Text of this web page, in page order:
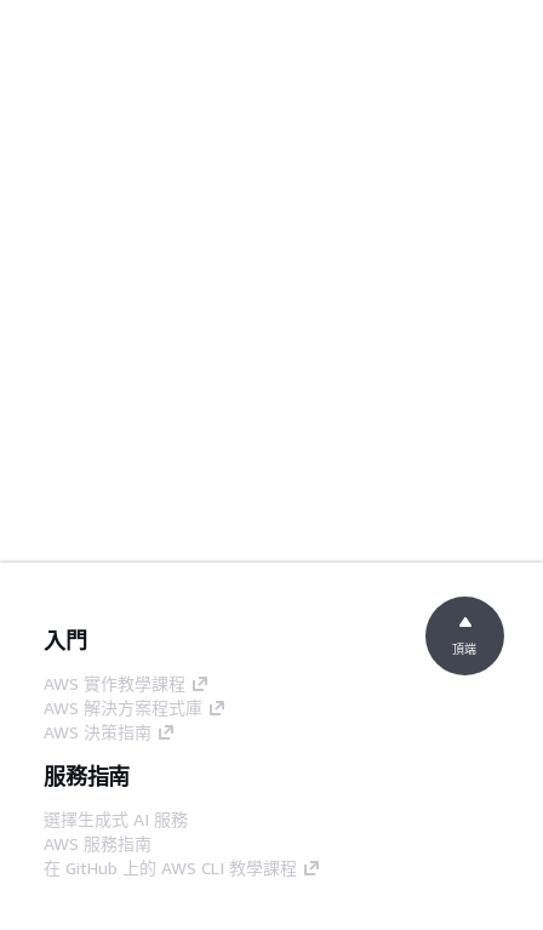
入門
AWS 實作教學課程
AWS 解決方案程式庫
AWS 決策指南
服務指南
選擇生成式 AI 服務
AWS 服務指南
在 GitHub 上的 AWS CLI 教學課程
頂端